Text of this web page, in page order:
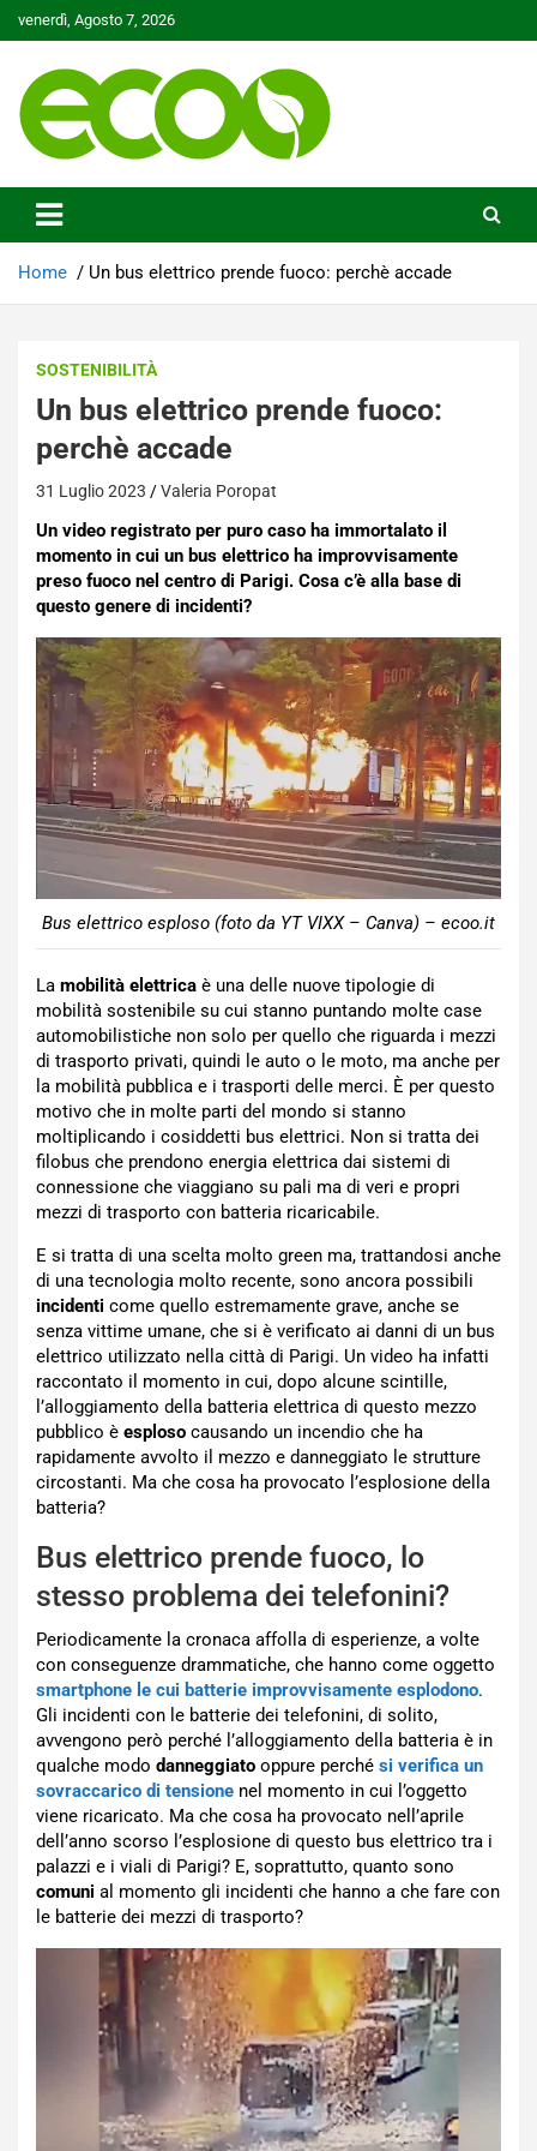
to
venerdì, Agosto 7, 2026
Ecoo.it
Home Un bus elettrico prende fuoco: perchè accade
SOSTENIBILITÀ
Un bus elettrico prende fuoco:
perchè accade
31 Luglio 2023 Valeria Poropat
Un video registrato per puro caso ha immortalato il
momento in cui un bus elettrico ha improvvisamente
preso fuoco nel centro di Parigi. Cosa c’è alla base di
questo genere di incidenti?
Bus elettrico esploso (foto da YT VIXX – Canva) – ecoo.it
La mobilità elettrica è una delle nuove tipologie di
mobilità sostenibile su cui stanno puntando molte case
automobilistiche non solo per quello che riguarda i mezzi
di trasporto privati, quindi le auto o le moto, ma anche per
la mobilità pubblica e i trasporti delle merci. È per questo
motivo che in molte parti del mondo si stanno
moltiplicando i cosiddetti bus elettrici. Non si tratta dei
filobus che prendono energia elettrica dai sistemi di
connessione che viaggiano su pali ma di veri e propri
mezzi di trasporto con batteria ricaricabile.
E si tratta di una scelta molto green ma, trattandosi anche
di una tecnologia molto recente, sono ancora possibili
incidenti come quello estremamente grave, anche se
senza vittime umane, che si è verificato ai danni di un bus
elettrico utilizzato nella città di Parigi. Un video ha infatti
raccontato il momento in cui, dopo alcune scintille,
l’alloggiamento della batteria elettrica di questo mezzo
pubblico è esploso causando un incendio che ha
rapidamente avvolto il mezzo e danneggiato le strutture
circostanti. Ma che cosa ha provocato l’esplosione della
batteria?
Bus elettrico prende fuoco, lo
stesso problema dei telefonini?
Periodicamente la cronaca affolla di esperienze, a volte
con conseguenze drammatiche, che hanno come oggetto
smartphone le cui batterie improvvisamente esplodono.
Gli incidenti con le batterie dei telefonini, di solito,
avvengono però perché l’alloggiamento della batteria è in
qualche modo danneggiato oppure perché si verifica un
sovraccarico di tensione nel momento in cui l’oggetto
viene ricaricato. Ma che cosa ha provocato nell’aprile
dell’anno scorso l’esplosione di questo bus elettrico tra i
palazzi e i viali di Parigi? E, soprattutto, quanto sono
comuni al momento gli incidenti che hanno a che fare con
le batterie dei mezzi di trasporto?